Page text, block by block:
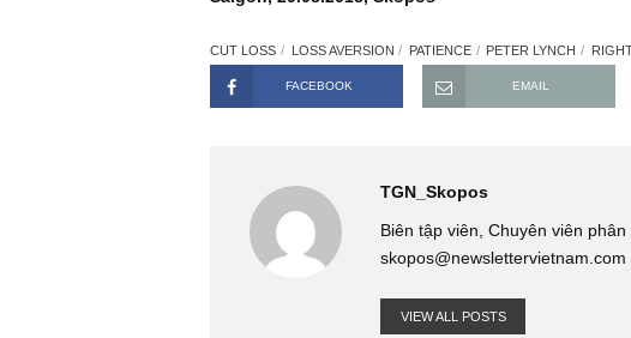
không khi mà thậm chí doanh thu của công ty
giá khách quan 4 tiêu chí M của ngài Phil
nghiệp và cập nhật quan điểm ngược chiều
nhận thất bại tất yếu, sau đó hành động
báu, thay vì mất kiên nhẫn, kiếm lợi nhỏ nhặt